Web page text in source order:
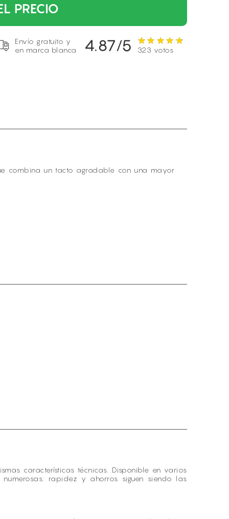
PRECIO
Envío gratuito y
en marca blanca
4.87/5 323 votos
combina un tacto agradable con una mayor
características técnicas. Disponible en varios
rapidez y ahorros siguen siendo las